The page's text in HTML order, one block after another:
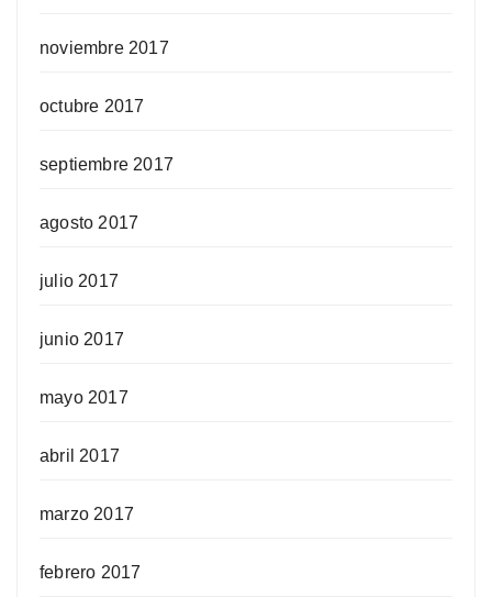
noviembre 2017
octubre 2017
septiembre 2017
agosto 2017
julio 2017
junio 2017
mayo 2017
abril 2017
marzo 2017
febrero 2017